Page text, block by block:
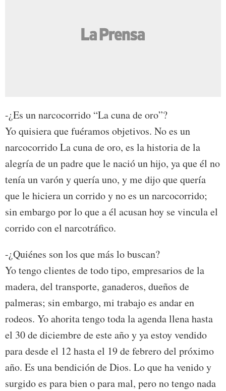
-¿Es un narcocorrido “La cuna de oro”?
Yo quisiera que fuéramos objetivos. No es un
narcocorrido La cuna de oro, es la historia de la
alegría de un padre que le nació un hijo, ya que él no
tenía un varón y quería uno, y me dijo que quería
que le hiciera un corrido y no es un narcocorrido;
sin embargo por lo que a él acusan hoy se vincula el
corrido con el narcotráfico.
-¿Quiénes son los que más lo buscan?
Yo tengo clientes de todo tipo, empresarios de la
madera, del transporte, ganaderos, dueños de
palmeras; sin embargo, mi trabajo es andar en
rodeos. Yo ahorita tengo toda la agenda llena hasta
el 30 de diciembre de este año y ya estoy vendido
para desde el 12 hasta el 19 de febrero del próximo
año. Es una bendición de Dios. Lo que ha venido y
surgido es para bien o para mal, pero no tengo nada